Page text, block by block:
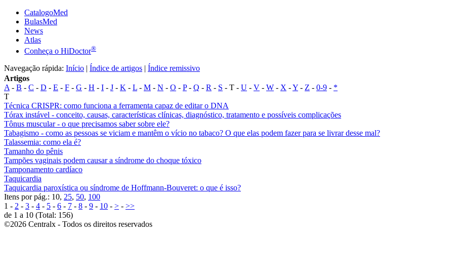
CatalogoMed
BulasMed
News
Atlas
Conheça o HiDoctor®
Navegação rápida: Início | Índice de artigos | Índice remissivo
Artigos
A - B - C - D - E - F - G - H - I - J - K - L - M - N - O - P- Q - R - S - T - U - V - W - X -Y - Z - 0-9 - *
T
Técnica CRISPR: como funciona a ferramenta capaz de editar o DNA
Tórax instável - conceito, causas, características clínicas, diagnóstico, tratamento e possíveis complicações
Tônus muscular - o que precisamos saber sobre ele?
Tabagismo - como as pessoas se viciam e mantêm o vício no tabaco? O que elas podem fazer para se livrar desse mal?
Talassemia: como ela é?
Tamanho do pênis
Tampões vaginais podem causar a síndrome do choque tóxico
Tamponamento cardíaco
Taquicardia
Taquicardia paroxística ou síndrome de Hoffmann-Bouveret: o que é isso?
Itens por pág.: 10, 25, 50, 100
1 - 2 - 3 - 4 - 5 - 6 - 7 - 8 - 9 - 10 - > - >>
de 1 a 10 (Total: 156)
©2026 Centralx - Todos os direitos reservados